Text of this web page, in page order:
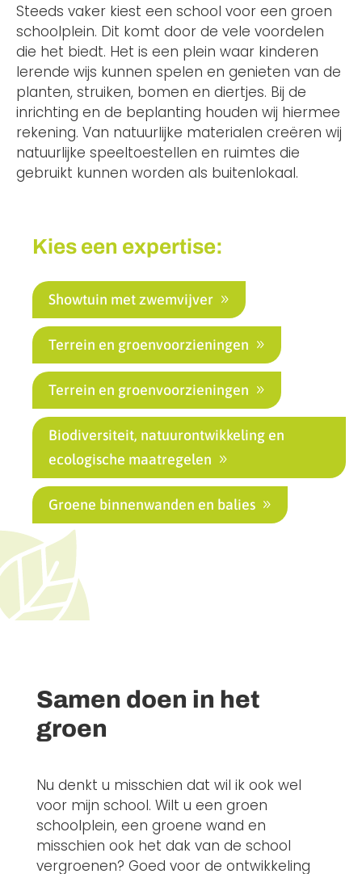
Steeds vaker kiest een school voor een groen
schoolplein. Dit komt door de vele voordelen
die het biedt. Het is een plein waar kinderen
lerende wijs kunnen spelen en genieten van de
planten, struiken, bomen en diertjes. Bij de
inrichting en de beplanting houden wij hiermee
rekening. Van natuurlijke materialen creëren wij
natuurlijke speeltoestellen en ruimtes die
gebruikt kunnen worden als buitenlokaal.
Kies een expertise:
Showtuin met zwemvijver
Terrein en groenvoorzieningen
Terrein en groenvoorzieningen
Biodiversiteit, natuurontwikkeling en
ecologische maatregelen
Groene binnenwanden en balies
Samen doen in het
groen
Nu denkt u misschien dat wil ik ook wel
voor mijn school. Wilt u een groen
schoolplein, een groene wand en
misschien ook het dak van de school
vergroenen? Goed voor de ontwikkeling